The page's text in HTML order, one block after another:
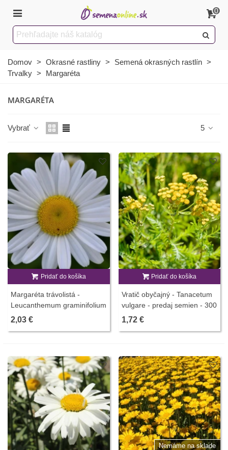
0
Domov > Okrasné rastliny > Semená okrasných rastlín >
Trvalky > Margaréta
MARGARÉTA
Vybrať 5
Pridať do košíka
Margaréta trávolistá -
Leucanthemum graminifolium
- predaj semien - 50 ks
2,03 €
Pridať do košíka
Vratič obyčajný - Tanacetum
vulgare - predaj semien - 300
ks
1,72 €
Nemáme na sklade